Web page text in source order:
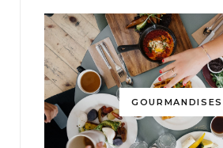
GOURMANDISES